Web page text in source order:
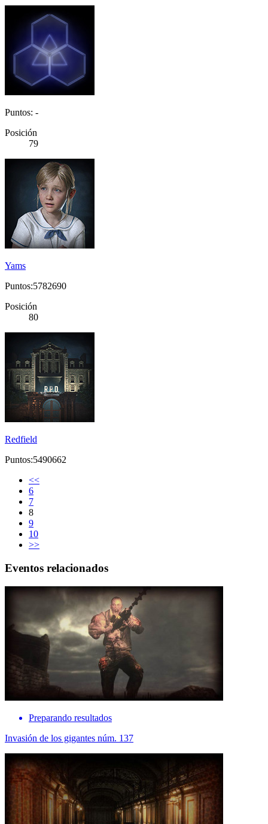
Puntos: -
Posición
79
Yams
Puntos:5782690
Posición
80
Redfield
Puntos:5490662
<<
6
7
8
9
10
>>
Eventos relacionados
Preparando resultados
Invasión de los gigantes núm. 137